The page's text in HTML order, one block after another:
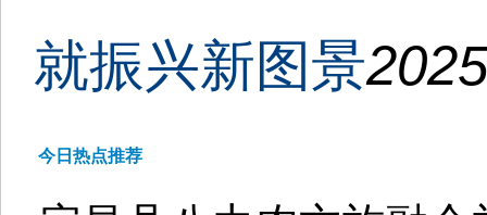
就振兴新图景
今日热点推荐